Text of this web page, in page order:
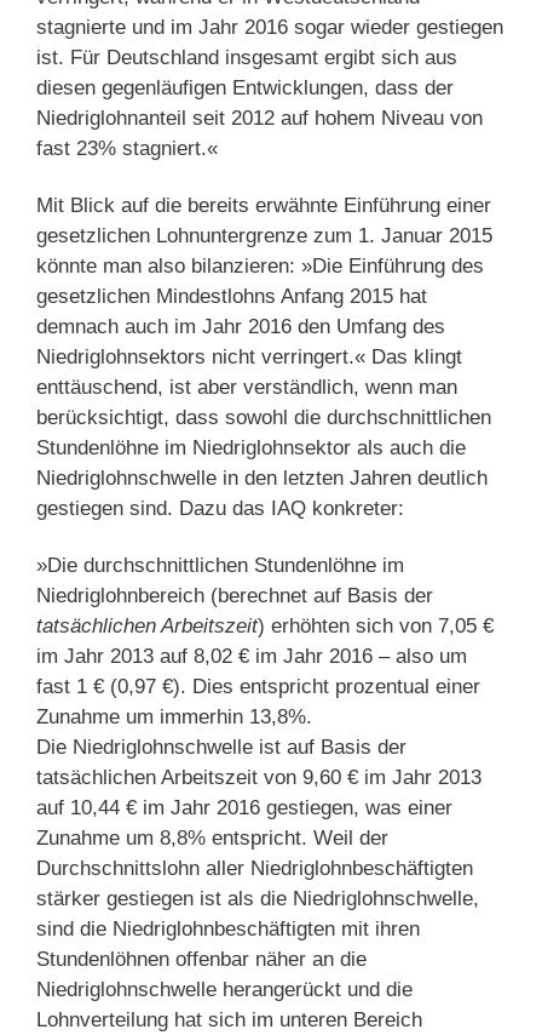
stagnierte und im Jahr 2016 sogar wieder gestiegen
ist. Für Deutschland insgesamt ergibt sich aus
diesen gegenläufigen Entwicklungen, dass der
Niedriglohnanteil seit 2012 auf hohem Niveau von
fast 23% stagniert.«
Mit Blick auf die bereits erwähnte Einführung einer
gesetzlichen Lohnuntergrenze zum 1. Januar 2015
könnte man also bilanzieren: »Die Einführung des
gesetzlichen Mindestlohns Anfang 2015 hat
demnach auch im Jahr 2016 den Umfang des
Niedriglohnsektors nicht verringert.« Das klingt
enttäuschend, ist aber verständlich, wenn man
berücksichtigt, dass sowohl die durchschnittlichen
Stundenlöhne im Niedriglohnsektor als auch die
Niedriglohnschwelle in den letzten Jahren deutlich
gestiegen sind. Dazu das IAQ konkreter:
»Die durchschnittlichen Stundenlöhne im
Niedriglohnbereich (berechnet auf Basis der
tatsächlichen Arbeitszeit) erhöhten sich von 7,05 €
im Jahr 2013 auf 8,02 € im Jahr 2016 – also um
fast 1 € (0,97 €). Dies entspricht prozentual einer
Zunahme um immerhin 13,8%.
Die Niedriglohnschwelle ist auf Basis der
tatsächlichen Arbeitszeit von 9,60 € im Jahr 2013
auf 10,44 € im Jahr 2016 gestiegen, was einer
Zunahme um 8,8% entspricht. Weil der
Durchschnittslohn aller Niedriglohnbeschäftigten
stärker gestiegen ist als die Niedriglohnschwelle,
sind die Niedriglohnbeschäftigten mit ihren
Stundenlöhnen offenbar näher an die
Niedriglohnschwelle herangerückt und die
Lohnverteilung hat sich im unteren Bereich